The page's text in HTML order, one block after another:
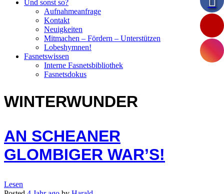
Und sonst so?
Aufnahmeanfrage
Kontakt
Neuigkeiten
Mitmachen – Fördern – Unterstützen
Lobeshymnen!
Fasnetswissen
Interne Fasnetsbibliothek
Fasnetsdokus
WINTERWUNDER
AN SCHEANER
GLOMBIGER WAR’S!
Lesen